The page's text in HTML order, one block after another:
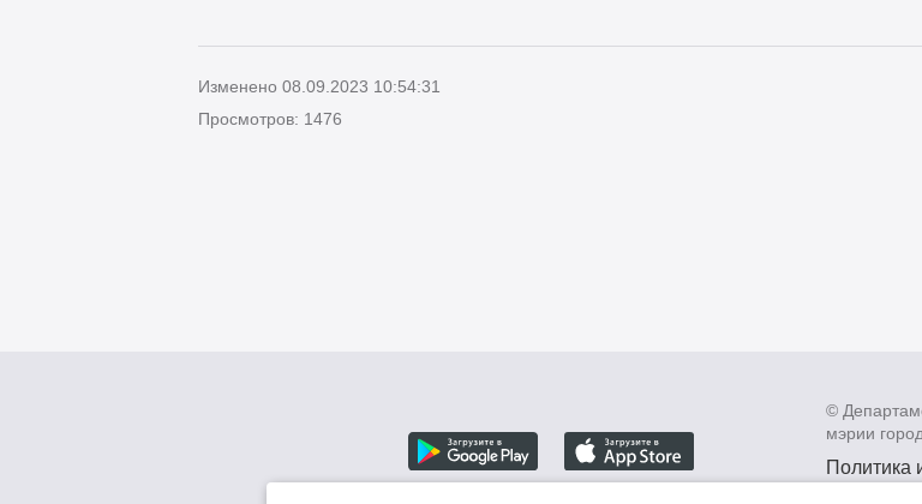
Изменено 08.09.2023 10:54:31
Просмотров: 1476
©
мэрии
Политика